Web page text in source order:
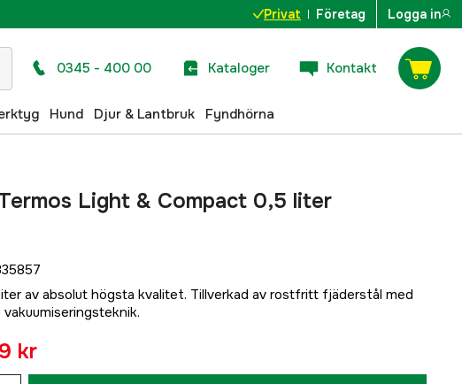
Privat Företag Logga in
0345 - 400 00 Kataloger Kontakt
Hund Djur & Lantbruk Fyndhörna
Light & Compact 0,5 liter
av absolut högsta kvalitet. Tillverkad av rostfritt fjäderstål med
kr